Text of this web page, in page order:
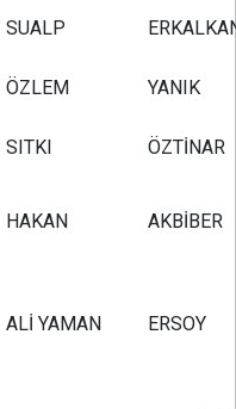
SUALP
ÖZLEM YANIK
SITKI ÖZTİNAR
HAKAN AKBİBER
ALİ YAMAN ERSOY